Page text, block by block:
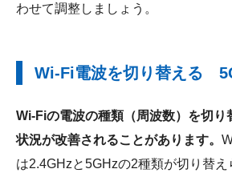
わせて調整しましょう。
Wi-Fi電波を切り替える
Wi-Fiの電波の種類（周波数）を切り
状況が改善されることがあります。
は2.4GHzと5GHzの2種類が切り替